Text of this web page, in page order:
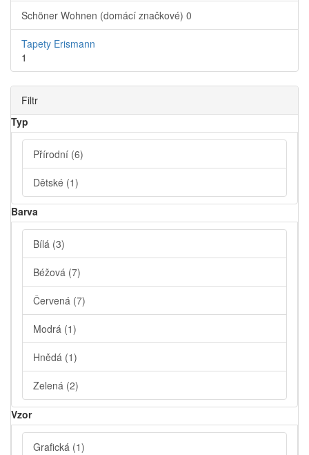
Schöner Wohnen (domácí značkové) 0
Tapety Erismann
1
Filtr
Typ
Přírodní (6)
Dětské (1)
Barva
Bílá (3)
Béžová (7)
Červená (7)
Modrá (1)
Hnědá (1)
Zelená (2)
Vzor
Grafická (1)